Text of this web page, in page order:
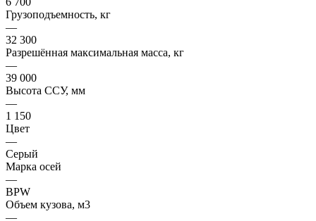
Грузоподъемность, кг
—
32 300
Разрешённая максимальная масса, кг
—
39 000
Высота ССУ, мм
—
1 150
Цвет
—
Серый
Марка осей
—
BPW
Объем кузова, м3
—